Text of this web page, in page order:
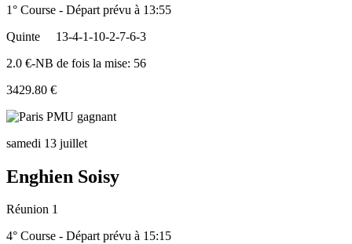
1° Course - Départ prévu à 13:55
Quinte
13-4-1-10-2-7-6-3
2.0 €-NB de fois la mise: 56
3429.80 €
samedi 13 juillet
Enghien Soisy
Réunion 1
4° Course - Départ prévu à 15:15